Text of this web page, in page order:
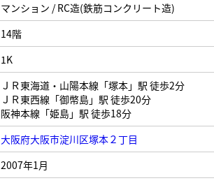
マンション / RC造(鉄筋コンクリート造)
14階
1K
ＪＲ東海道・山陽本線「塚本」駅 徒歩2分
ＪＲ東西線「御幣島」駅 徒歩20分
阪神本線「姫島」駅 徒歩18分
大阪府大阪市淀川区塚本２丁目
2007年1月